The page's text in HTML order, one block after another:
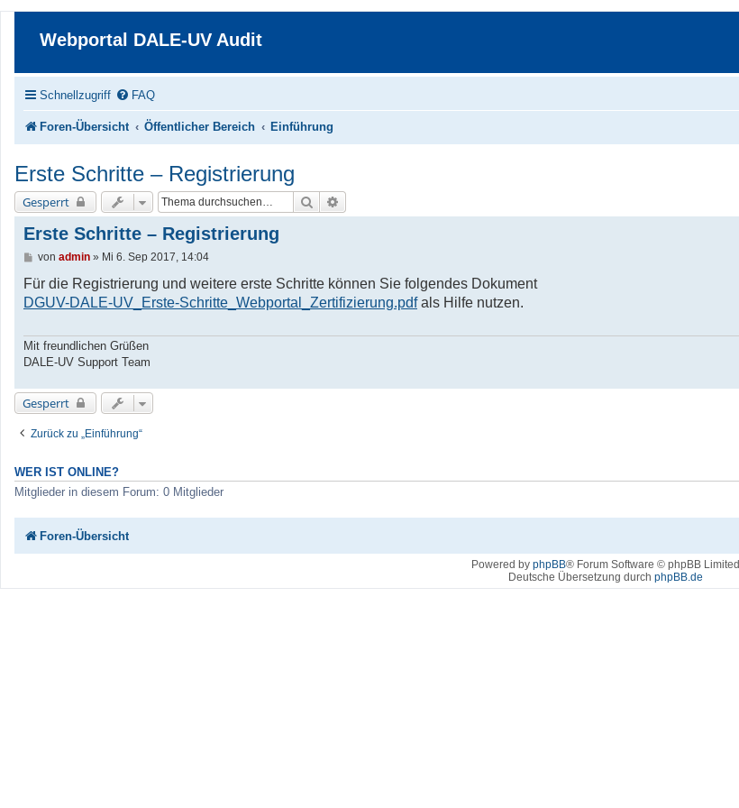
Webportal DALE-UV Audit
Schnellzugriff FAQ
Foren-Übersicht Öffentlicher Bereich Einführung
Erste Schritte – Registrierung
Gesperrt Suche
Erste Schritte – Registrierung
B
i
r
von admin» Mi 6. Sep 2017, 14:04
Für die Registrierung und weitere erste Schritte können Sie folgendes Dokument
DGUV-DALE-UV_Erste-Schritte_Webportal_Zertifizierung.pdfals Hilfe nutzen.
Mit freundlichen Grüßen
DALE-UV Support Team
Gesperrt
Zurück zu „Einführung“
WER IST ONLINE?
Mitglieder in diesem Forum: 0 Mitglieder
Foren-Übersicht
Powered by phpBB® Forum Software © phpBB Limited
Deutsche Übersetzung durch phpBB.de